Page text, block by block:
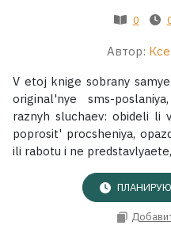
0
Автор:
V etoj knige sobrany
original'nye sms-
raznyh sluchaev: obideli li
poprosit' procsheniya,
ili rabotu i ne